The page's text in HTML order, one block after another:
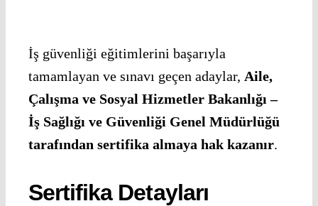
İş güvenliği eğitimlerini başarıyla
tamamlayan ve sınavı geçen adaylar, Aile,
Çalışma ve Sosyal Hizmetler Bakanlığı –
İş Sağlığı ve Güvenliği Genel Müdürlüğü
tarafından sertifika almaya hak kazanır.
Sertifika Detayları